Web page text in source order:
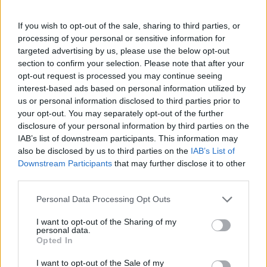
If you wish to opt-out of the sale, sharing to third parties, or
processing of your personal or sensitive information for
targeted advertising by us, please use the below opt-out
section to confirm your selection. Please note that after your
opt-out request is processed you may continue seeing
interest-based ads based on personal information utilized by
us or personal information disclosed to third parties prior to
your opt-out. You may separately opt-out of the further
disclosure of your personal information by third parties on the
IAB’s list of downstream participants. This information may
also be disclosed by us to third parties on the IAB’s List of
Downstream Participants that may further disclose it to other
Personal Data Processing Opt Outs
I want to opt-out of the Sharing of my
personal data.
Opted In
I want to opt-out of the Sale of my
Comentari:
aquest navegador per a la propera vegada que comenti.
Captcha8 + 5 = ?